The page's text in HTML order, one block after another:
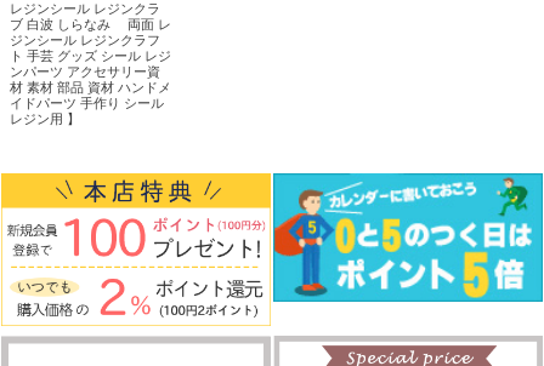
レジンシール レジンクラ
ブ 白波 しらなみ 両面 レ
ジンシール レジンクラフ
ト 手芸 グッズ シール レジ
ンパーツ アクセサリー資
材 素材 部品 資材 ハンドメ
イドパーツ 手作り シール
レジン用 】